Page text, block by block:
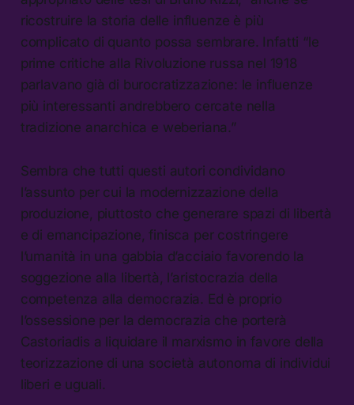
ricostruire la storia delle influenze è più
complicato di quanto possa sembrare. Infatti “le
prime critiche alla Rivoluzione russa nel 1918
parlavano già di burocratizzazione: le influenze
più interessanti andrebbero cercate nella
tradizione anarchica e weberiana.”
Sembra che tutti questi autori condividano
l’assunto per cui la modernizzazione della
produzione, piuttosto che generare spazi di libertà
e di emancipazione, finisca per costringere
l’umanità in una gabbia d’acciaio favorendo la
soggezione alla libertà, l’aristocrazia della
competenza alla democrazia. Ed è proprio
l’ossessione per la democrazia che porterà
Castoriadis a liquidare il marxismo in favore della
teorizzazione di una società autonoma di individui
liberi e uguali.